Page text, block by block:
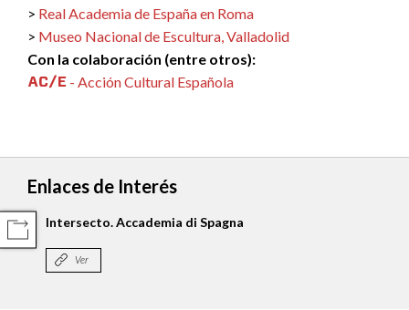
COMPARTIR
Real Academia de España en Roma
Museo Nacional de Escultura, Valladolid
Con la colaboración (entre otros):
- Acción Cultural Española
Enlaces de Interés
Intersecto. Accademia di Spagna
Ver